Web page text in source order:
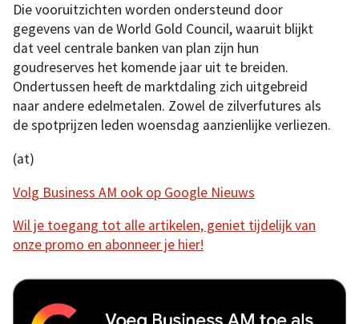
Die vooruitzichten worden ondersteund door
gegevens van de World Gold Council, waaruit blijkt
dat veel centrale banken van plan zijn hun
goudreserves het komende jaar uit te breiden.
Ondertussen heeft de marktdaling zich uitgebreid
naar andere edelmetalen. Zowel de zilverfutures als
de spotprijzen leden woensdag aanzienlijke verliezen.
(at)
Volg Business AM ook op Google Nieuws
Wil je toegang tot alle artikelen, geniet tijdelijk van
onze promo en abonneer je hier!